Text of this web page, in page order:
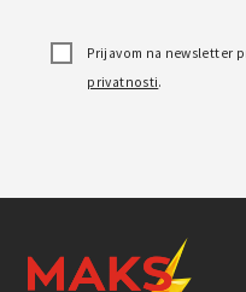
Prijavom na newsletter
privatnosti.